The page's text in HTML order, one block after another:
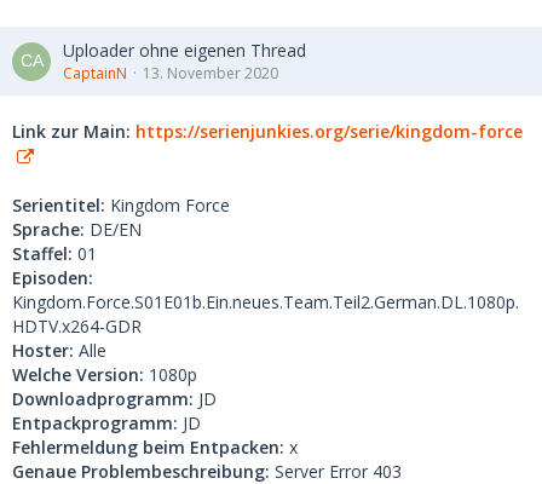
Uploader ohne eigenen Thread
CaptainN 13. November 2020
Link zur Main: https://serienjunkies.org/serie/kingdom-force
Serientitel: Kingdom Force
Sprache: DE/EN
Staffel: 01
Episoden:
Kingdom.Force.S01E01b.Ein.neues.Team.Teil2.German.DL.1080p.
HDTV.x264-GDR
Hoster: Alle
Welche Version: 1080p
Downloadprogramm: JD
Entpackprogramm: JD
Fehlermeldung beim Entpacken: x
Genaue Problembeschreibung: Server Error 403